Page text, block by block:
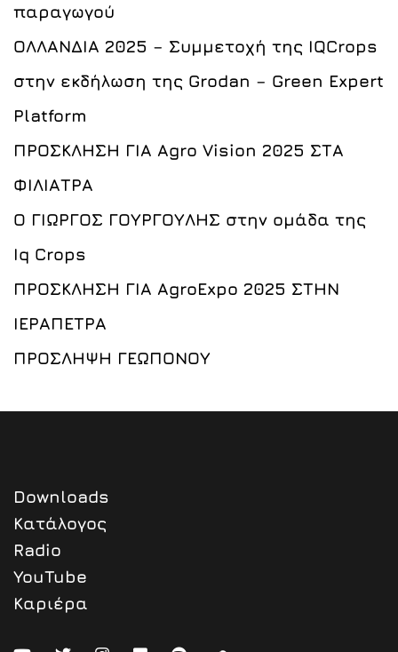
παραγωγού
ΟΛΛΑΝΔΙΑ 2025 – Συμμετοχή της IQCrops
στην εκδήλωση της Grodan – Green Expert
Platform
ΠΡΟΣΚΛΗΣΗ ΓΙΑ Agro Vision 2025 ΣΤΑ
ΦΙΛΙΑΤΡΑ
Ο ΓΙΩΡΓΟΣ ΓΟΥΡΓΟΥΛΗΣ στην ομάδα της
Iq Crops
ΠΡΟΣΚΛΗΣΗ ΓΙΑ AgroExpo 2025 ΣΤΗΝ
ΙΕΡΑΠΕΤΡΑ
ΠΡΟΣΛΗΨΗ ΓΕΩΠΟΝΟΥ
Downloads
Κατάλογος
Radio
YouTube
Καριέρα